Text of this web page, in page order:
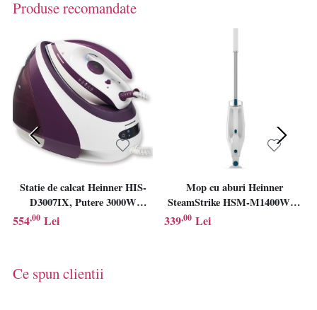
Produse recomandate
Statie de calcat Heinner HIS-
D3007IX, Putere 3000W
(1600W boiler+1400W fier),
554,00 Lei
Mop cu aburi Heinner
SteamStrike HSM-M1400WH-
BL, Putere 1400W, Capacitate
339,00 Lei
Ce spun clientii